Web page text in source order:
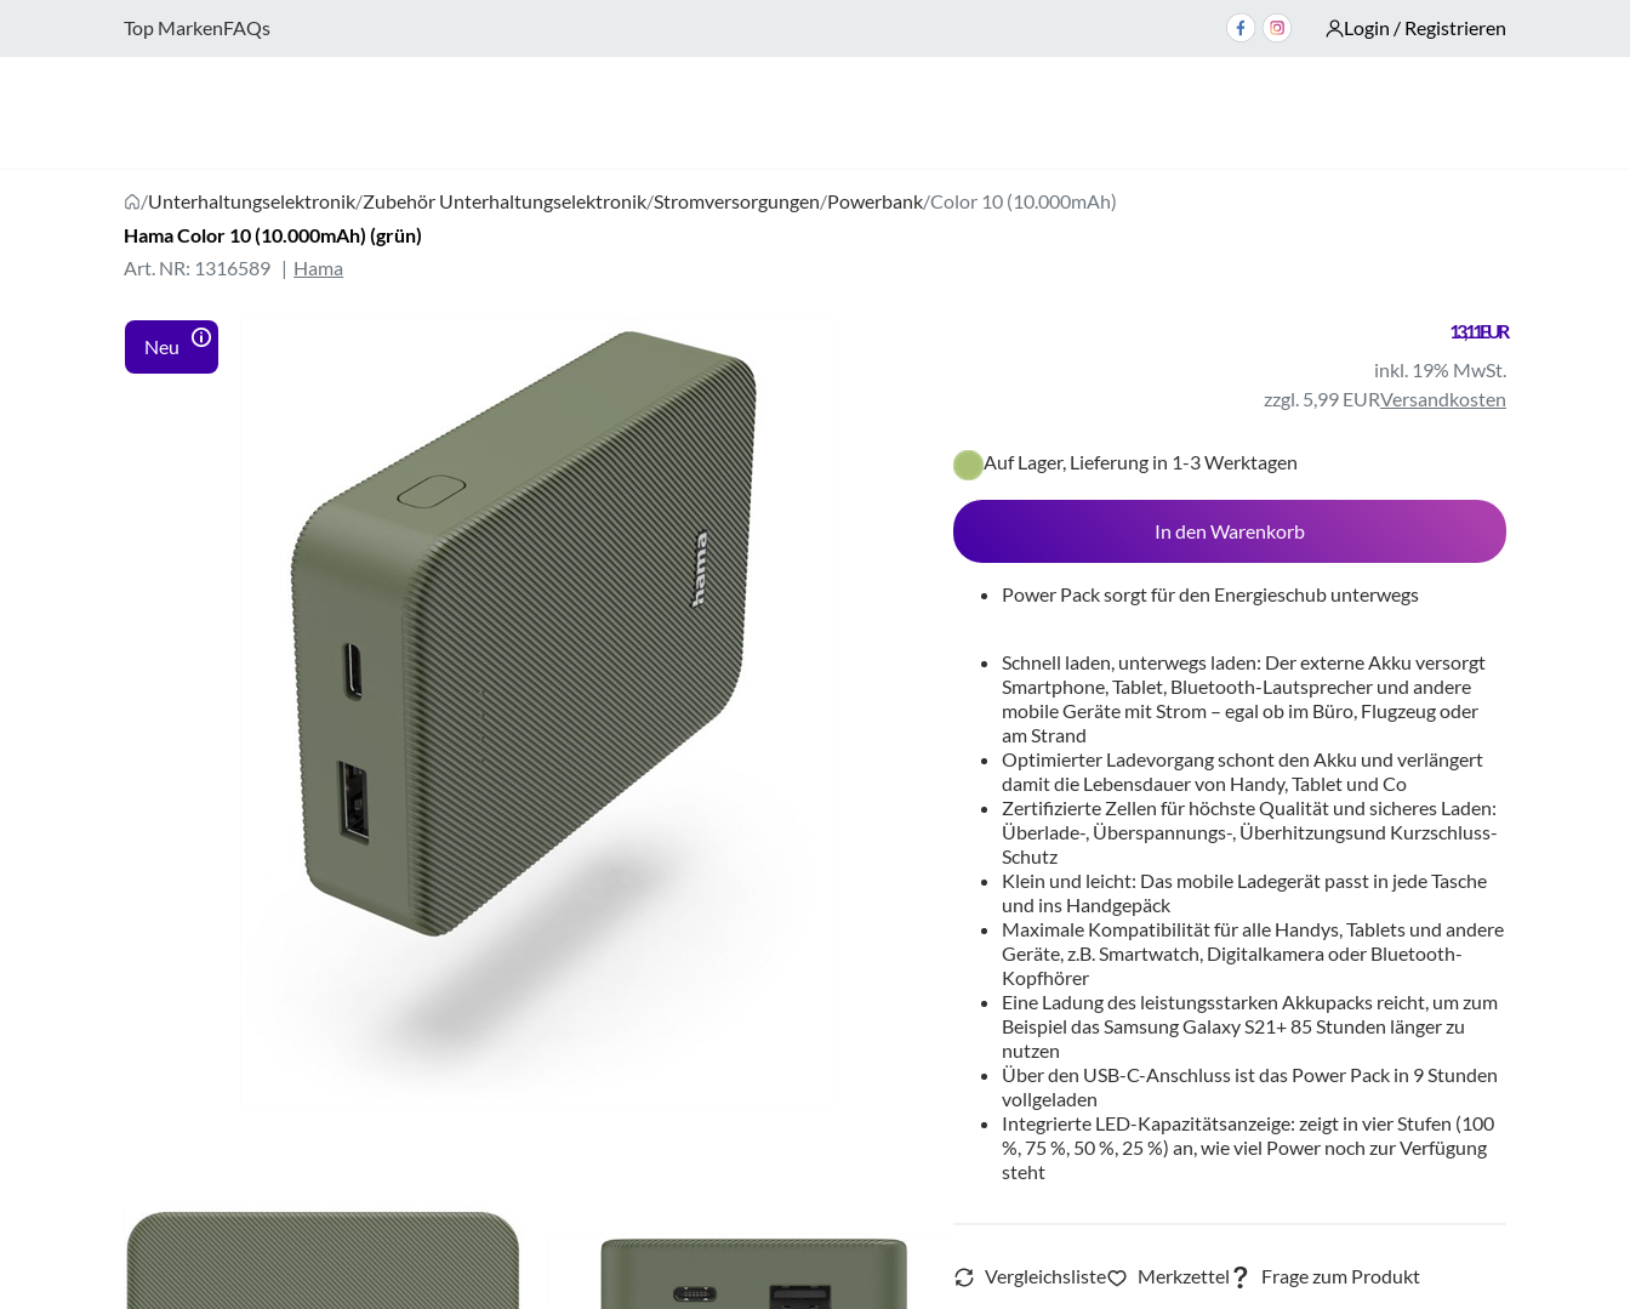
Top MarkenFAQs Login / Registrieren
/Unterhaltungselektronik/Zubehör Unterhaltungselektronik/Stromversorgungen/Powerbank/Color 10 (10.000mAh)
Hama Color 10 (10.000mAh) (grün)
Art. NR: 1316589
Hama
Neu
13,11 EUR
inkl. 19% MwSt.
zzgl. 5,99 EURVersandkosten
Auf Lager, Lieferung in 1-3 Werktagen
In den Warenkorb
Power Pack sorgt für den Energieschub unterwegs
Schnell laden, unterwegs laden: Der externe Akku versorgt
Smartphone, Tablet, Bluetooth-Lautsprecher und andere
mobile Geräte mit Strom – egal ob im Büro, Flugzeug oder
am Strand
Optimierter Ladevorgang schont den Akku und verlängert
damit die Lebensdauer von Handy, Tablet und Co
Zertifizierte Zellen für höchste Qualität und sicheres Laden:
Überlade-, Überspannungs-, Überhitzungsund Kurzschluss-
Schutz
Klein und leicht: Das mobile Ladegerät passt in jede Tasche
und ins Handgepäck
Maximale Kompatibilität für alle Handys, Tablets und andere
Geräte, z.B. Smartwatch, Digitalkamera oder Bluetooth-
Kopfhörer
Eine Ladung des leistungsstarken Akkupacks reicht, um zum
Beispiel das Samsung Galaxy S21+ 85 Stunden länger zu
nutzen
Über den USB-C-Anschluss ist das Power Pack in 9 Stunden
vollgeladen
Integrierte LED-Kapazitätsanzeige: zeigt in vier Stufen (100
%, 75 %, 50 %, 25 %) an, wie viel Power noch zur Verfügung
steht